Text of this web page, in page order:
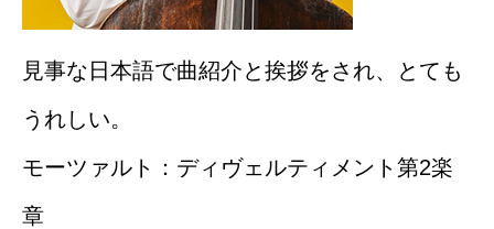
見事な日本語で曲紹介と挨拶をされ、とても
うれしい。
モーツァルト：ディヴェルティメント第2楽
章